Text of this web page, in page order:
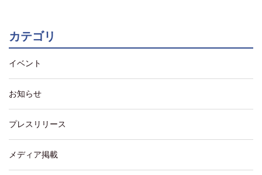
カテゴリ
イベント
お知らせ
プレスリリース
メディア掲載